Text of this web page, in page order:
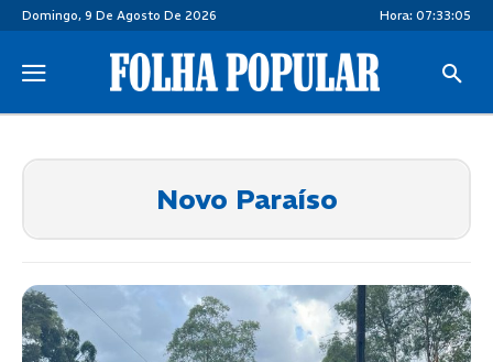
Domingo, 9 De Agosto De 2026 Hora:07:33:06
Novo Paraíso